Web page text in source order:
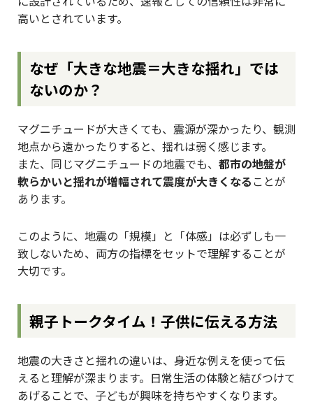
高いとされています。
なぜ「大きな地震＝大きな揺れ」では
ないのか？
マグニチュードが大きくても、震源が深かったり、観測
地点から遠かったりすると、揺れは弱く感じます。
また、同じマグニチュードの地震でも、 都市の地盤が
軟らかいと揺れが増幅されて震度が大きくなる ことが
あります。
このように、地震の「規模」と「体感」は必ずしも一
致しないため、両方の指標をセットで理解することが
大切です。
親子トークタイム！子供に伝える方法
地震の大きさと揺れの違いは、身近な例えを使って伝
えると理解が深まります。日常生活の体験と結びつけて
あげることで、子どもが興味を持ちやすくなります。